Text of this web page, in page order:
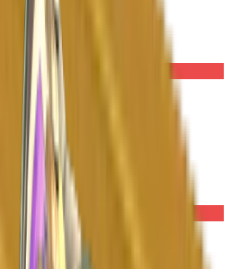
Case Hardened
Vice